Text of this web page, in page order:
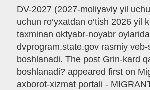
DV-2027 (2027-moliyaviy yil
uchun ro‘yxatdan o‘tish 2026 yil
taxminan oktyabr-noyabr oylarida
dvprogram.state.gov rasmiy
boshlanadi. The post Grin-kard
boshlanadi? appeared first on
axborot-xizmat portali -